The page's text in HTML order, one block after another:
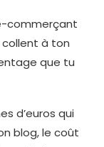
commerçant
à ton
que tu
d’euros qui
blog, le coût